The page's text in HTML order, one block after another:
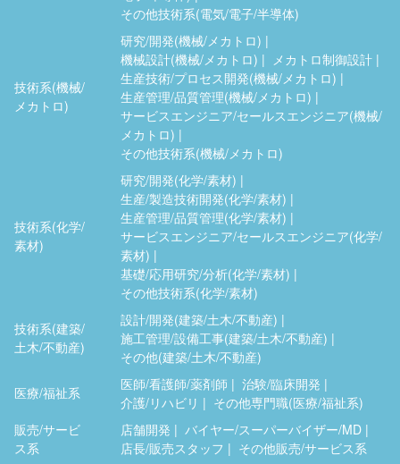
その他技術系(電気/電子/半導体)
技術系(機械/
メカトロ)
研究/開発(機械/メカトロ)
機械設計(機械/メカトロ)
メカトロ制御設計
生産技術/プロセス開発(機械/メカトロ)
生産管理/品質管理(機械/メカトロ)
サービスエンジニア/セールスエンジニア(機械/
メカトロ)
その他技術系(機械/メカトロ)
技術系(化学/
素材)
研究/開発(化学/素材)
生産/製造技術開発(化学/素材)
生産管理/品質管理(化学/素材)
サービスエンジニア/セールスエンジニア(化学/
素材)
基礎/応用研究/分析(化学/素材)
その他技術系(化学/素材)
技術系(建築/
土木/不動産)
設計/開発(建築/土木/不動産)
施工管理/設備工事(建築/土木/不動産)
その他(建築/土木/不動産)
医療/福祉系
医師/看護師/薬剤師
治験/臨床開発
介護/リハビリ
その他専門職(医療/福祉系)
販売/サービ
ス系
店舗開発
バイヤー/スーパーバイザー/MD
店長/販売スタッフ
その他販売/サービス系